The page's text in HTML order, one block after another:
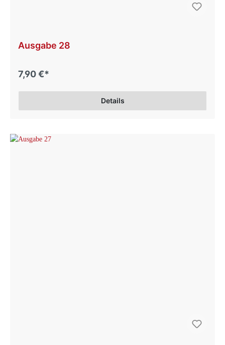
Ausgabe 28
7,90 €*
Details